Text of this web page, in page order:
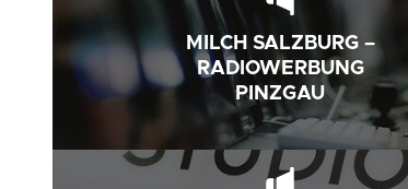
MILCH SALZBURG –
RADIOWERBUNG
PINZGAU